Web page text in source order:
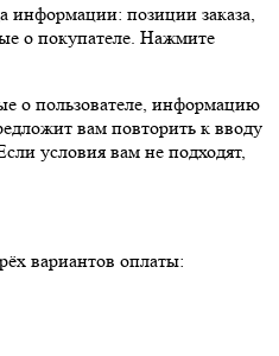
информации: позиции заказа,
о покупателе. Нажмите
о пользователе, информацию
вам повторить к вводу
условия вам не подходят,
вариантов оплаты: